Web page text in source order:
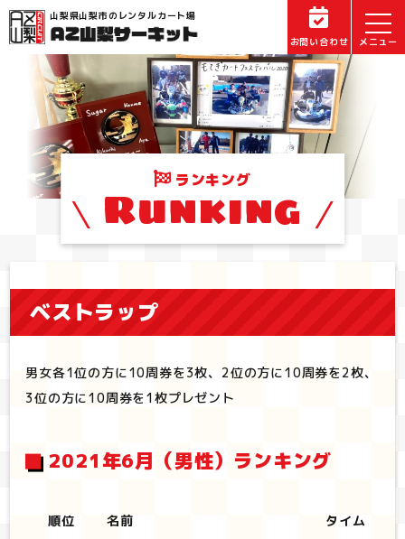
山梨県山梨市のレンタルカート場
お問い合わせ
ランキング
Runking
ベストラップ
男女各1位の方に10周券を3枚、2位の方に10周券を2枚、
3位の方に10周券を1枚プレゼント
2021年6月（男性）ランキング
順位 名前 タイム